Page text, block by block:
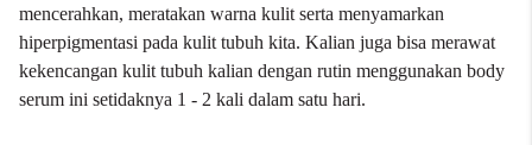
mencerahkan, meratakan warna kulit serta menyamarkan
hiperpigmentasi pada kulit tubuh kita. Kalian juga bisa merawat
kekencangan kulit tubuh kalian dengan rutin menggunakan body
serum ini setidaknya 1 - 2 kali dalam satu hari.